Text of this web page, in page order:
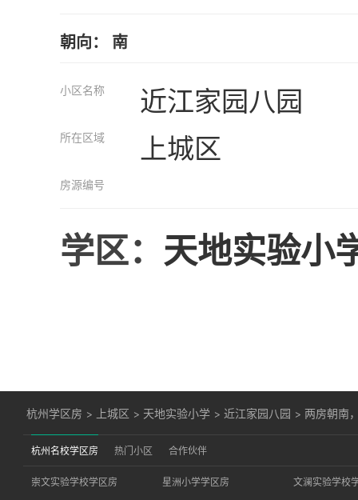
朝向： 南
小区名称 近江家园八园
所在区域 上城区
房源编号
学区： 天地实验小
杭州学区房 > 上城区 > 天地实验小学 >近江家园八园 > 两房朝南
杭州名校学区房 热门小区 合作伙伴
崇文实验学校学区房 星洲小学学区房 文澜实验学校